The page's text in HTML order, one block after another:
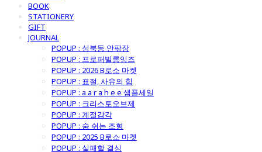
BOOK
STATIONERY
GIFT
JOURNAL
POPUP : 성북동 안팎장
POPUP : 프로퍼빌롱잉즈
POPUP : 2026 B로소 마켓
POPUP : 표절, 사유의 힘
POPUP : a a r a h e e 샘플세일
POPUP : 크리스토오브제
POPUP : 계절감각
POPUP : 숨 쉬는 조형
POPUP : 2025 B로소 마켓
POPUP : 실패할 결심